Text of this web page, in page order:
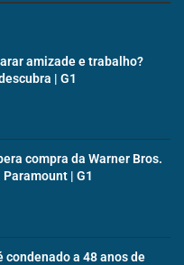
amizade e trabalho?
| G1
compra da Warner Bros.
| G1
condenado a 48 anos de